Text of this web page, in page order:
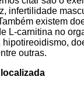
infertilidade
existem
L-carnitina no
hipotireoidismo,
outras.